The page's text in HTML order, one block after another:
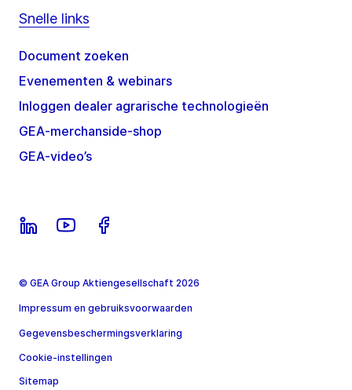
Snelle links
Document zoeken
Evenementen & webinars
Inloggen dealer agrarische technologieën
GEA-merchanside-shop
GEA-video’s
© GEA Group Aktiengesellschaft 2026
Impressum en gebruiksvoorwaarden
Gegevensbeschermingsverklaring
Cookie-instellingen
Sitemap